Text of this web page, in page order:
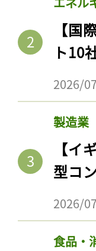
【国
ト10
2026/
製造業
【イ
型コ
2026/
食品・